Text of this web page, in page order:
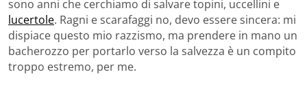
sono anni che cerchiamo di salvare topini, uccellini e
lucertole. Ragni e scarafaggi no, devo essere sincera: mi
dispiace questo mio razzismo, ma prendere in mano un
bacherozzo per portarlo verso la salvezza è un compito
troppo estremo, per me.